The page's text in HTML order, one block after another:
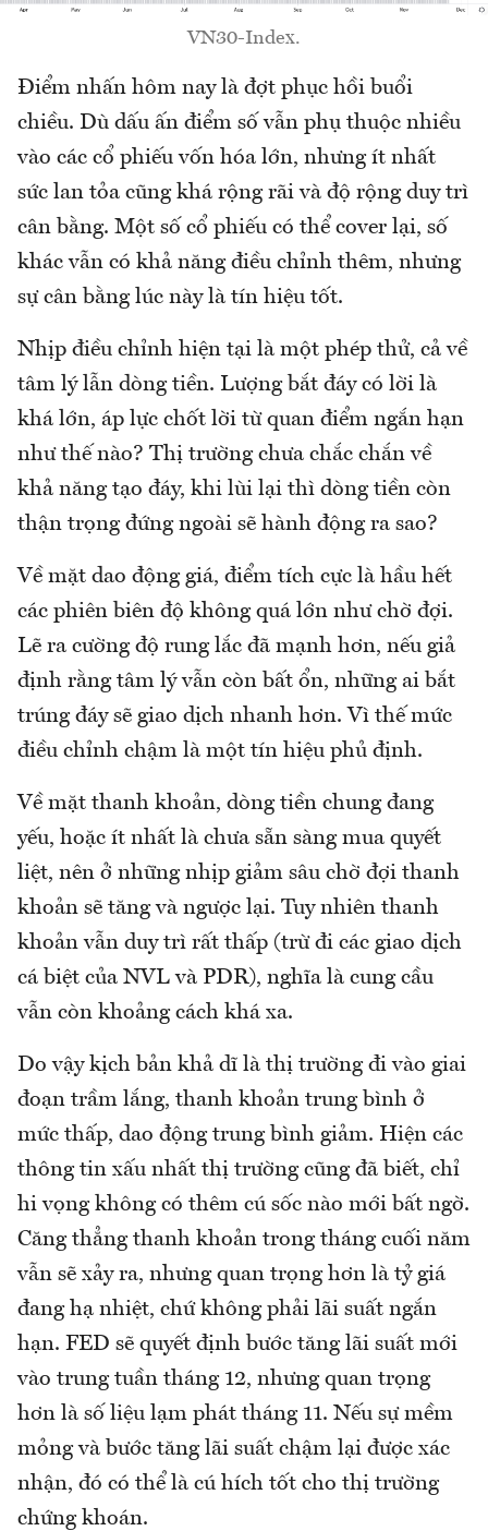
VN30-Index.
Điểm nhấn hôm nay là đợt phục hồi buổi
chiều. Dù dấu ấn điểm số vẫn phụ thuộc nhiều
vào các cổ phiếu vốn hóa lớn, nhưng ít nhất
sức lan tỏa cũng khá rộng rãi và độ rộng duy trì
cân bằng. Một số cổ phiếu có thể cover lại, số
khác vẫn có khả năng điều chỉnh thêm, nhưng
sự cân bằng lúc này là tín hiệu tốt.
Nhịp điều chỉnh hiện tại là một phép thử, cả về
tâm lý lẫn dòng tiền. Lượng bắt đáy có lời là
khá lớn, áp lực chốt lời từ quan điểm ngắn hạn
như thế nào? Thị trường chưa chắc chắn về
khả năng tạo đáy, khi lùi lại thì dòng tiền còn
thận trọng đứng ngoài sẽ hành động ra sao?
Về mặt dao động giá, điểm tích cực là hầu hết
các phiên biên độ không quá lớn như chờ đợi.
Lẽ ra cường độ rung lắc đã mạnh hơn, nếu giả
định rằng tâm lý vẫn còn bất ổn, những ai bắt
trúng đáy sẽ giao dịch nhanh hơn. Vì thế mức
điều chỉnh chậm là một tín hiệu phủ định.
Về mặt thanh khoản, dòng tiền chung đang
yếu, hoặc ít nhất là chưa sẵn sàng mua quyết
liệt, nên ở những nhịp giảm sâu chờ đợi thanh
khoản sẽ tăng và ngược lại. Tuy nhiên thanh
khoản vẫn duy trì rất thấp (trừ đi các giao dịch
cá biệt của NVL và PDR), nghĩa là cung cầu
vẫn còn khoảng cách khá xa.
Do vậy kịch bản khả dĩ là thị trường đi vào giai
đoạn trầm lắng, thanh khoản trung bình ở
mức thấp, dao động trung bình giảm. Hiện các
thông tin xấu nhất thị trường cũng đã biết, chỉ
hi vọng không có thêm cú sốc nào mới bất ngờ.
Căng thẳng thanh khoản trong tháng cuối năm
vẫn sẽ xảy ra, nhưng quan trọng hơn là tỷ giá
đang hạ nhiệt, chứ không phải lãi suất ngắn
hạn. FED sẽ quyết định bước tăng lãi suất mới
vào trung tuần tháng 12, nhưng quan trọng
hơn là số liệu lạm phát tháng 11. Nếu sự mềm
mỏng và bước tăng lãi suất chậm lại được xác
nhận, đó có thể là cú hích tốt cho thị trường
chứng khoán.